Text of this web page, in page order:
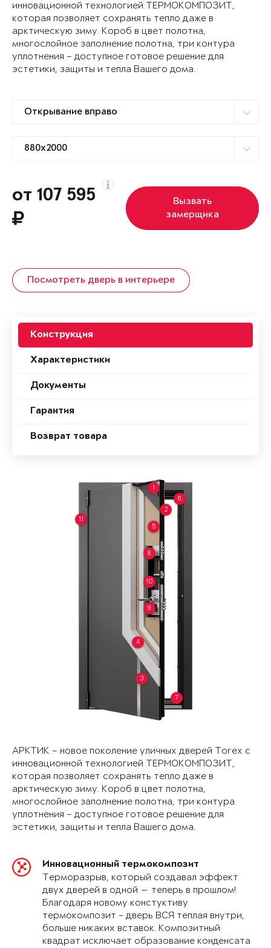
инновационной технологией ТЕРМОКОМПОЗИТ,
которая позволяет сохранять тепло даже в
арктическую зиму. Короб в цвет полотна,
многослойное заполнение полотна, три контура
уплотнения – доступное готовое решение для
эстетики, защиты и тепла Вашего дома.
от 107 595
Вызвать
замерщика
Посмотреть дверь в интерьере
Конструкция
Характеристики
Документы
Гарантия
Возврат товара
1
2
3
4
5
6
7
8
9
10
11
АРКТИК – новое поколение уличных дверей Torex с
инновационной технологией ТЕРМОКОМПОЗИТ,
которая позволяет сохранять тепло даже в
арктическую зиму. Короб в цвет полотна,
многослойное заполнение полотна, три контура
уплотнения – доступное готовое решение для
эстетики, защиты и тепла Вашего дома.
Инновационный термокомпозит
Терморазрыв, который создавал эффект
двух дверей в одной — теперь в прошлом!
Благодаря новому констуктиву
термокомпозит - дверь ВСЯ теплая внутри,
больше никаких вставок. Композитный
квадрат исключает образование конденсата